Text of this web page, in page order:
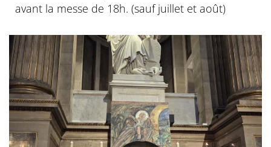
avant la messe de 18h. (sauf juillet et août)